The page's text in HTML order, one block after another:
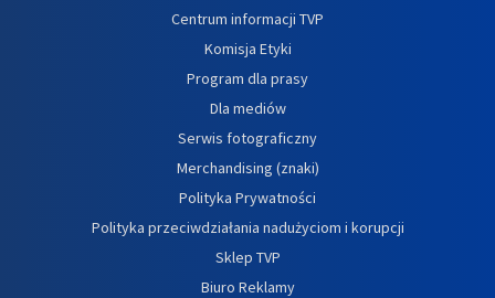
Centrum informacji TVP
Komisja Etyki
Program dla prasy
Dla mediów
Serwis fotograficzny
Merchandising (znaki)
Polityka Prywatności
Polityka przeciwdziałania nadużyciom i korupcji
Sklep TVP
Biuro Reklamy